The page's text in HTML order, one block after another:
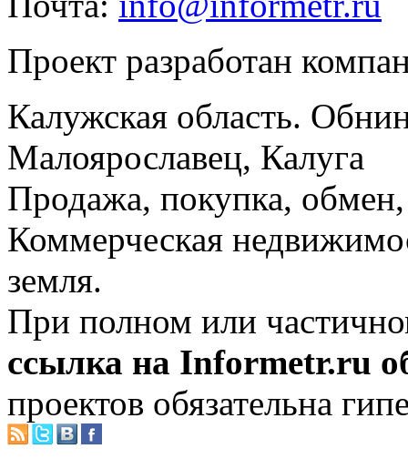
Проект разработан
Калужская область.
Малоярославец, Калуга
Продажа, покупка, обмен,
Коммерческая
земля.
При полном или
ссылка на Informetr.ru
проектов обязательна